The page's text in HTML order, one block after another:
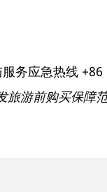
务应急热线 +86
游前购买保障